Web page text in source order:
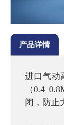
产品详情
进口气动
（
闭，防止